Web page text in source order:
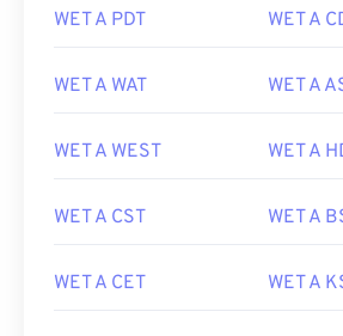
WET A PDT WET A
WET A WAT WET A
WET A WEST WET A
WET A CST WET A
WET A CET WET A